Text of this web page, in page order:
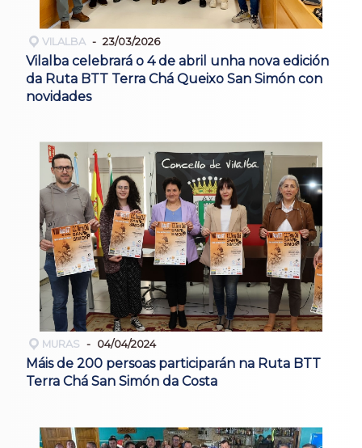
VILALBA 23/03/2026
Vilalba celebrará o 4 de abril unha nova edición
da Ruta BTT Terra Chá Queixo San Simón con
novidades
MURAS 04/04/2024
Máis de 200 persoas participarán na Ruta BTT
Terra Chá San Simón da Costa